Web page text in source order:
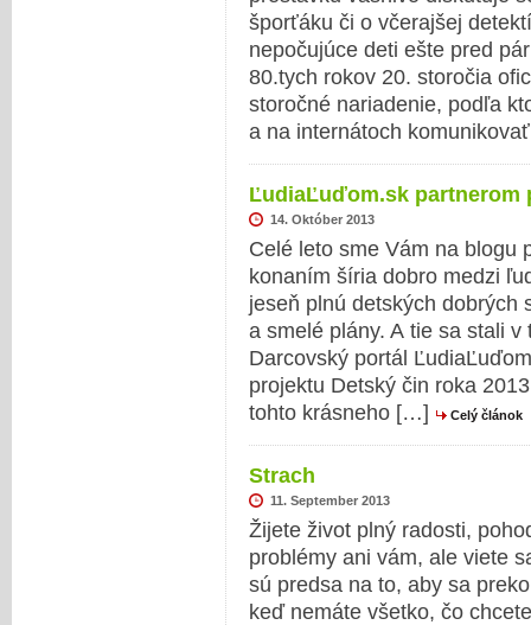
šporťáku či o včerajšej
nepočujúce deti ešte pred
80.tych rokov 20. storočia
storočné nariadenie, podľa
a na internátoch
ĽudiaĽuďom.sk partnerom
14. Október 2013
Celé leto sme Vám na blogu
konaním šíria dobro medzi
jeseň plnú detských dobrých
a smelé plány. A tie sa stali
Darcovský portál
projektu Detský čin roka
tohto krásneho […]
Celý článok
Strach
11. September 2013
Žijete život plný radosti,
problémy ani vám, ale viete
sú predsa na to, aby sa
keď nemáte všetko, čo